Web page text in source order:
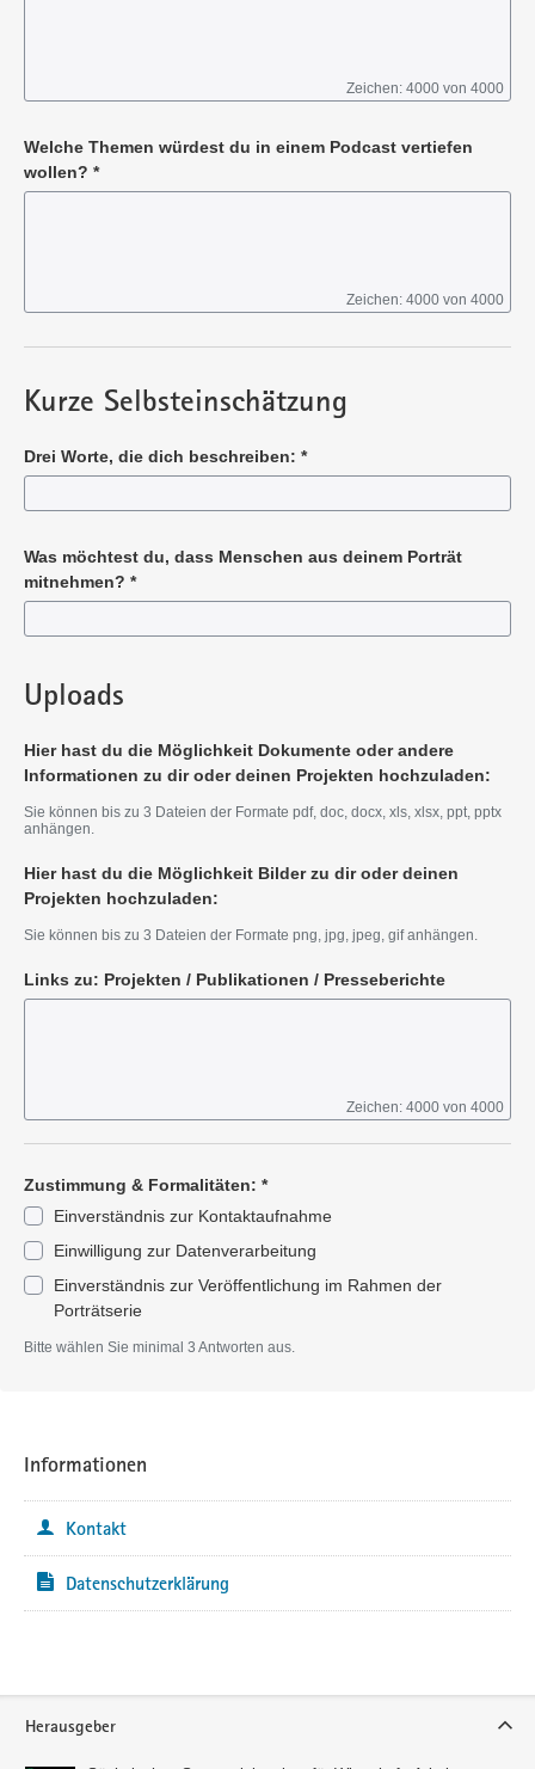
Zeichen: 4000 von 4000
Welche Themen würdest du in einem Podcast vertiefen
wollen? *
Zeichen: 4000 von 4000
Kurze Selbsteinschätzung
Drei Worte, die dich beschreiben: *
Was möchtest du, dass Menschen aus deinem Porträt
mitnehmen? *
Uploads
Hier hast du die Möglichkeit Dokumente oder andere
Informationen zu dir oder deinen Projekten hochzuladen:
Sie können bis zu 3 Dateien der Formate pdf, doc, docx, xls, xlsx, ppt, pptx
anhängen.
Hier hast du die Möglichkeit Bilder zu dir oder deinen
Projekten hochzuladen:
Sie können bis zu 3 Dateien der Formate png, jpg, jpeg, gif anhängen.
Links zu: Projekten / Publikationen / Presseberichte
Zeichen: 4000 von 4000
Zustimmung & Formalitäten: *
Einverständnis zur Kontaktaufnahme
Einwilligung zur Datenverarbeitung
Einverständnis zur Veröffentlichung im Rahmen der
Porträtserie
Pflichtangabe
Bitte wählen Sie minimal 3 Antworten aus.
Informationen
Kontakt
Datenschutzerklärung
Herausgeber